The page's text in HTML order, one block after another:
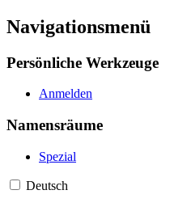
Navigationsmenü
Persönliche Werkzeuge
Anmelden
Namensräume
Spezial
Deutsch